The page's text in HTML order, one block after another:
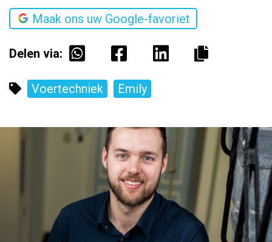
Maak ons uw Google-favoriet
Delen via:
Voertechniek Emily